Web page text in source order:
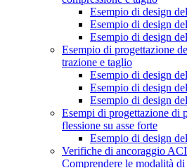
Esempio di design
Esempio di design
Esempio di design
Esempio di progettazione
trazione e taglio
Esempio di design
Esempio di design
Esempio di design
Esempi di progettazione di
flessione su asse forte
Esempio di design
Verifiche di ancoraggio
Comprendere le modalità